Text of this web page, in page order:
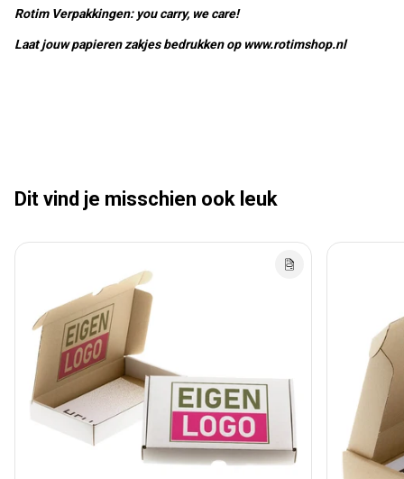
Rotim Verpakkingen: you carry, we care!
Laat jouw papieren zakjes bedrukken op www.rotimshop.nl
Dit vind je misschien ook leuk